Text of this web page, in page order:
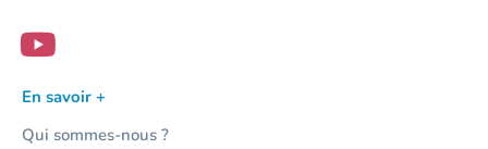
En savoir +
Qui sommes-nous ?